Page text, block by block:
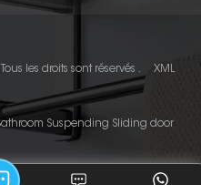
les droits sont réservés .
XML
Suspending Sliding door